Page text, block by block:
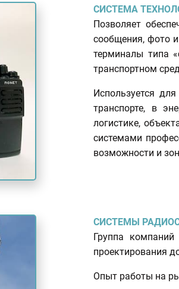
СИСТЕМА
Позволяет
сообщения, фото
терминалы типа
транспортном
Используется
транспорте, в
логистике,
системами
возможности и
СИСТЕМЫ
Группа
проектирования
Опыт работы на